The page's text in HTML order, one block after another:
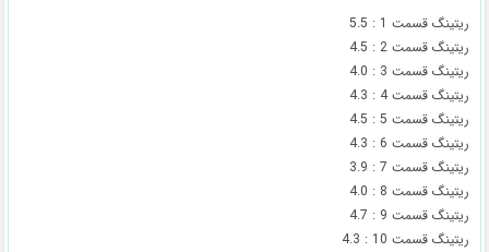
ریتینگ قسمت 1 : 5.5
ریتینگ قسمت 2 : 4.5
ریتینگ قسمت 3 : 4.0
ریتینگ قسمت 4 : 4.3
ریتینگ قسمت 5 : 4.5
ریتینگ قسمت 6 : 4.3
ریتینگ قسمت 7 : 3.9
ریتینگ قسمت 8 : 4.0
ریتینگ قسمت 9 : 4.7
ریتینگ قسمت 10 : 4.3